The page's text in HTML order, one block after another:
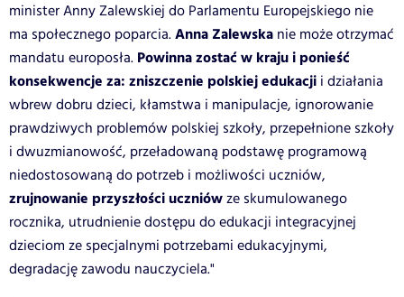
minister Anny Zalewskiej do Parlamentu Europejskiego nie
ma społecznego poparcia.Anna Zalewska nie może otrzymać
mandatu europosła. Powinna zostać w kraju i ponieść
konsekwencje za: zniszczenie polskiej edukacji i działania
wbrew dobru dzieci, kłamstwa i manipulacje, ignorowanie
prawdziwych problemów polskiej szkoły, przepełnione szkoły
i dwuzmianowość, przeładowaną podstawę programową
niedostosowaną do potrzeb i możliwości uczniów,
zrujnowanie przyszłości uczniówze skumulowanego
rocznika, utrudnienie dostępu do edukacji integracyjnej
dzieciom ze specjalnymi potrzebami edukacyjnymi,
degradację zawodu nauczyciela."